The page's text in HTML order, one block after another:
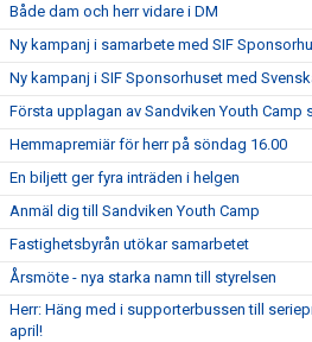
Både dam och herr vidare i DM
Ny kampanj i samarbete med SIF
Ny kampanj i SIF Sponsorhuset med
Första upplagan av Sandviken Youth Camp
Hemmapremiär för herr på söndag 16.00
En biljett ger fyra inträden i helgen
Anmäl dig till Sandviken Youth Camp
Fastighetsbyrån utökar samarbetet
Årsmöte - nya starka namn till styrelsen
Herr: Häng med i supporterbussen till
april!